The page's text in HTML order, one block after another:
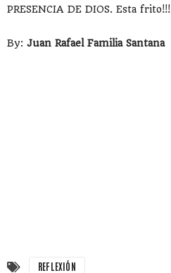
PRESENCIA DE DIOS. Esta frito!!!
By: Juan Rafael Familia Santana
REFLEXIÓN